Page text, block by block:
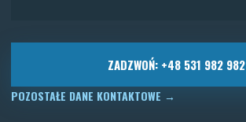
ZADZWOŃ: +48 531 982 982
POZOSTAŁE DANE KONTAKTOWE →